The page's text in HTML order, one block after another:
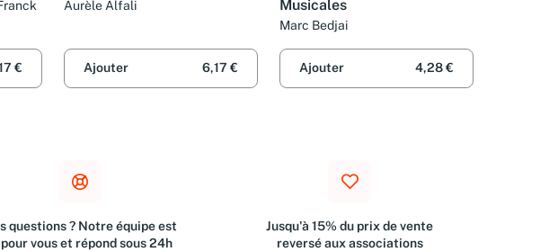
€
Aurèle Alfali
Ajouter 6,17 €
Musicales
Marc Bedjai
Ajouter 4,28 €
questions ? Notre équipe est
vous et répond sous 24h
Jusqu'à 15% du prix de vente
reversé aux associations